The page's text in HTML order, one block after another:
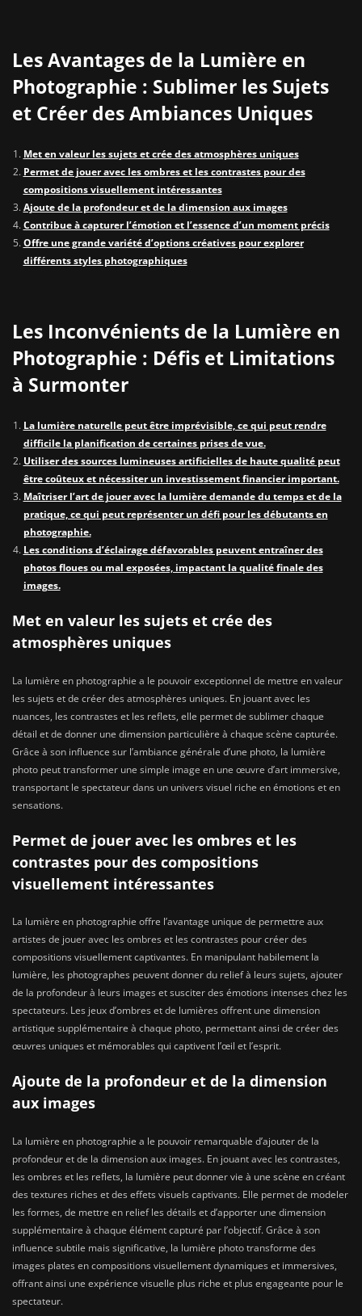
Les Avantages de la Lumière en
Photographie : Sublimer les Sujets
et Créer des Ambiances Uniques
Met en valeur les sujets et crée des atmosphères uniques
Permet de jouer avec les ombres et les contrastes pour des
compositions visuellement intéressantes
Ajoute de la profondeur et de la dimension aux images
Contribue à capturer l’émotion et l’essence d’un moment précis
Offre une grande variété d’options créatives pour explorer
différents styles photographiques
Les Inconvénients de la Lumière en
Photographie : Défis et Limitations
à Surmonter
La lumière naturelle peut être imprévisible, ce qui peut rendre
difficile la planification de certaines prises de vue.
Utiliser des sources lumineuses artificielles de haute qualité peut
être coûteux et nécessiter un investissement financier important.
Maîtriser l’art de jouer avec la lumière demande du temps et de la
pratique, ce qui peut représenter un défi pour les débutants en
photographie.
Les conditions d’éclairage défavorables peuvent entraîner des
photos floues ou mal exposées, impactant la qualité finale des
images.
Met en valeur les sujets et crée des
atmosphères uniques
La lumière en photographie a le pouvoir exceptionnel de mettre en valeur
les sujets et de créer des atmosphères uniques. En jouant avec les
nuances, les contrastes et les reflets, elle permet de sublimer chaque
détail et de donner une dimension particulière à chaque scène capturée.
Grâce à son influence sur l’ambiance générale d’une photo, la lumière
photo peut transformer une simple image en une œuvre d’art immersive,
transportant le spectateur dans un univers visuel riche en émotions et en
sensations.
Permet de jouer avec les ombres et les
contrastes pour des compositions
visuellement intéressantes
La lumière en photographie offre l’avantage unique de permettre aux
artistes de jouer avec les ombres et les contrastes pour créer des
compositions visuellement captivantes. En manipulant habilement la
lumière, les photographes peuvent donner du relief à leurs sujets, ajouter
de la profondeur à leurs images et susciter des émotions intenses chez les
spectateurs. Les jeux d’ombres et de lumières offrent une dimension
artistique supplémentaire à chaque photo, permettant ainsi de créer des
œuvres uniques et mémorables qui captivent l’œil et l’esprit.
Ajoute de la profondeur et de la dimension
aux images
La lumière en photographie a le pouvoir remarquable d’ajouter de la
profondeur et de la dimension aux images. En jouant avec les contrastes,
les ombres et les reflets, la lumière peut donner vie à une scène en créant
des textures riches et des effets visuels captivants. Elle permet de modeler
les formes, de mettre en relief les détails et d’apporter une dimension
supplémentaire à chaque élément capturé par l’objectif. Grâce à son
influence subtile mais significative, la lumière photo transforme des
images plates en compositions visuellement dynamiques et immersives,
offrant ainsi une expérience visuelle plus riche et plus engageante pour le
spectateur.